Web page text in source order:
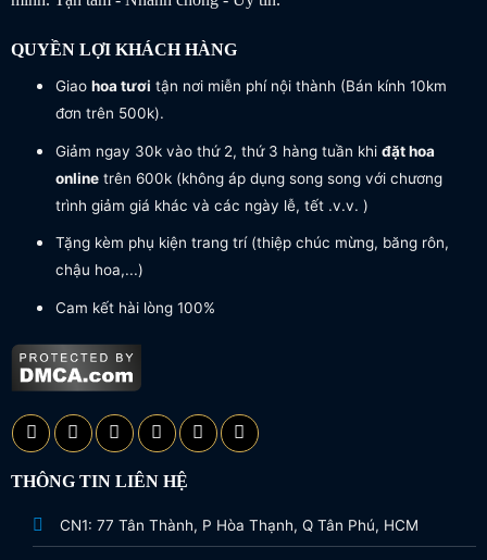
QUYỀN LỢI KHÁCH HÀNG
Giao hoa tươi tận nơi miễn phí nội thành (Bán kính 10km
đơn trên 500k).
Giảm ngay 30k vào thứ 2, thứ 3 hàng tuần khi đặt hoa
onlinetrên 600k (không áp dụng song song với chương
trình giảm giá khác và các ngày lễ, tết .v.v. )
Tặng kèm phụ kiện trang trí (thiệp chúc mừng, băng rôn,
chậu hoa,...)
Cam kết hài lòng 100%
THÔNG TIN LIÊN HỆ
CN1: 77 Tân Thành, P Hòa Thạnh, Q Tân Phú, HCM